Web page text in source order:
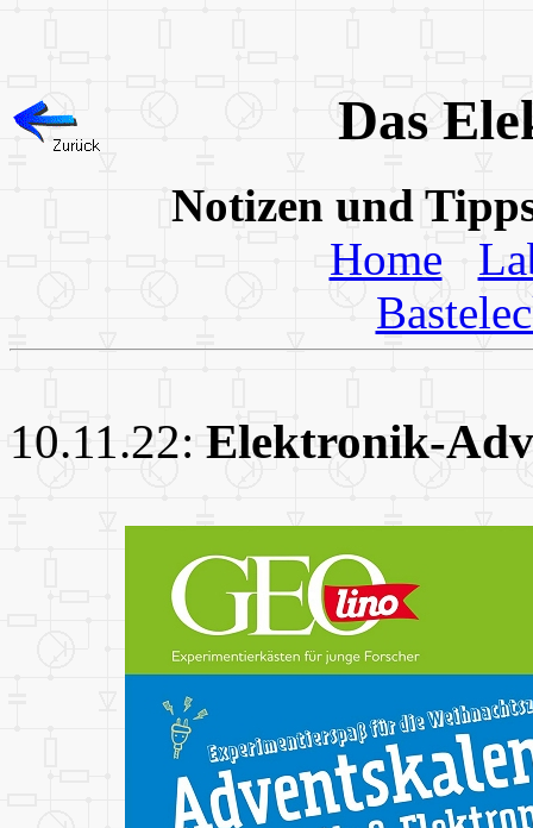
Das
Notizen und
Home
10.11.22: Elektronik-